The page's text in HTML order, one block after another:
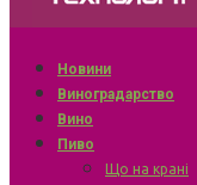
Новини
Виноградарство
Вино
Пиво
Що на крані